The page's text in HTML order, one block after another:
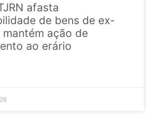
afasta
de bens de ex-
ação de
ao erário